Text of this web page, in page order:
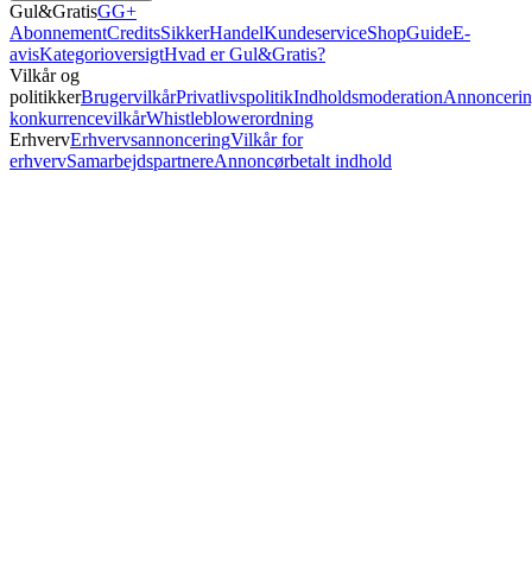
Gul&GratisGG+
AbonnementCreditsSikkerHandelKundeserviceShopGuideE-
avisKategorioversigtHvad er Gul&Gratis?
Vilkår og
politikkerBrugervilkårPrivatlivspolitikIndholdsmoderation
konkurrencevilkårWhistleblowerordning
ErhvervErhvervsannonceringVilkår for
erhvervSamarbejdspartnereAnnoncørbetalt indhold